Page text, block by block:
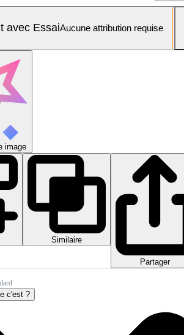
avec EssaiAucune attribution requise
image
Similaire
Partager
c'est ?